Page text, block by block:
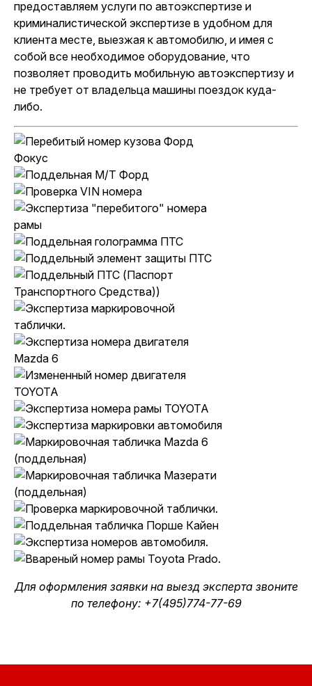
предоставляем услуги по автоэкспертизе и
криминалистической экспертизе в удобном для
клиента месте, выезжая к автомобилю, и имея с
собой все необходимое оборудование, что
позволяет проводить мобильную автоэкспертизу и
не требует от владельца машины поездок куда-
либо.
Для оформления заявки на выезд эксперта звоните
по телефону: +7(495)774-77-69